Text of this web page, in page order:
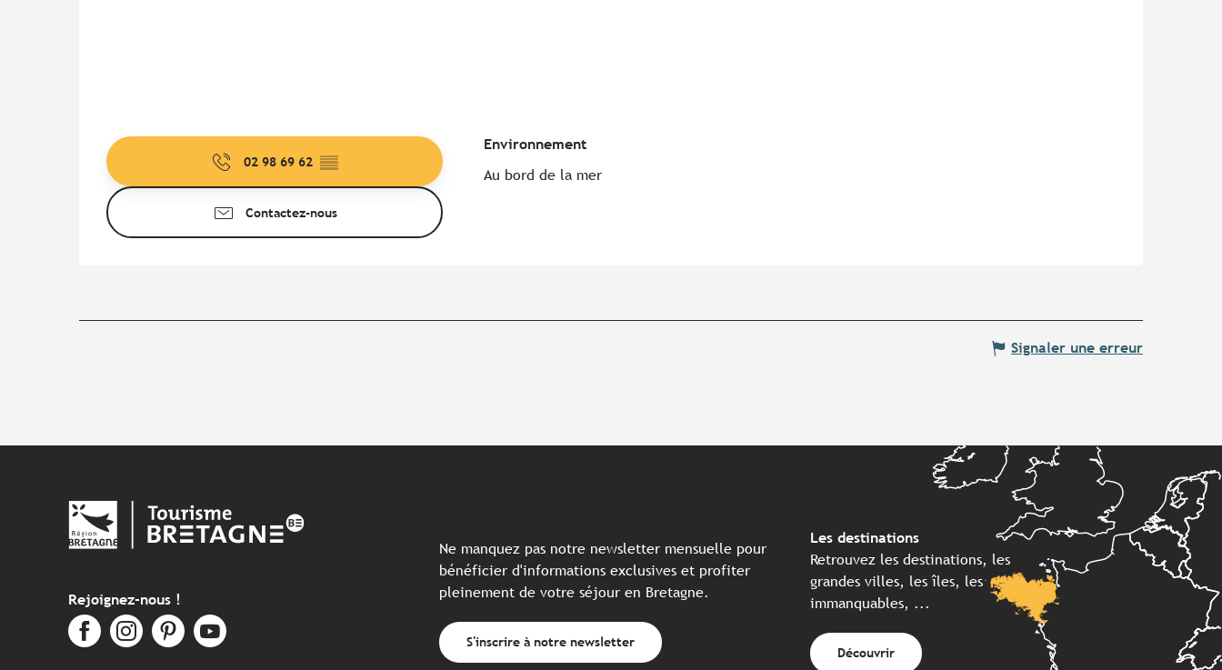
02 98 69 62 ▒▒
Contactez-nous
Environnement
Environnement
Au bord de la mer
Signaler une erreur
Rejoignez-nous !
Ne manquez pas notre newsletter mensuelle pour
bénéficier d'informations exclusives et profiter
pleinement de votre séjour en Bretagne.
S'inscrire à notre newsletter
Les destinations
Retrouvez les destinations, les
grandes villes, les îles, les
immanquables, ...
Découvrir